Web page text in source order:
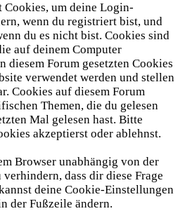
Cookies, um deine Login-
wenn du registriert bist, und
du es nicht bist. Cookies sind
auf deinem Computer
diesem Forum gesetzten Cookies
verwendet werden und stellen
Cookies auf diesem Forum
Themen, die du gelesen
Mal gelesen hast. Bitte
akzeptierst oder ablehnst.
Browser unabhängig von der
dass dir diese Frage
deine Cookie-Einstellungen
der Fußzeile ändern.